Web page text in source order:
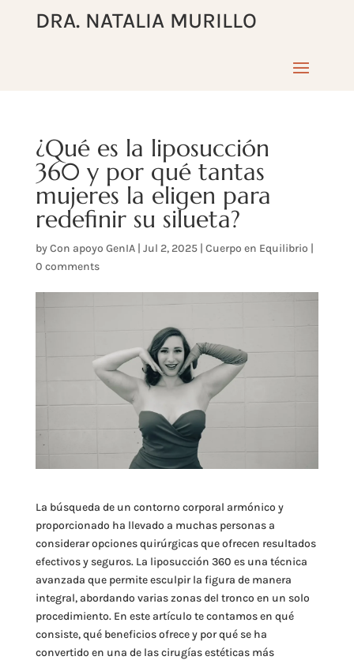
DRA. NATALIA MURILLO
¿Qué es la liposucción
360 y por qué tantas
mujeres la eligen para
redefinir su silueta?
byCon apoyo GenIA| Jul 2, 2025| Cuerpo en Equilibrio |
0 comments
La búsqueda de un contorno corporal armónico y
proporcionado ha llevado a muchas personas a
considerar opciones quirúrgicas que ofrecen resultados
efectivos y seguros. La liposucción 360 es una técnica
avanzada que permite esculpir la figura de manera
integral, abordando varias zonas del tronco en un solo
procedimiento. En este artículo te contamos en qué
consiste, qué beneficios ofrece y por qué se ha
convertido en una de las cirugías estéticas más